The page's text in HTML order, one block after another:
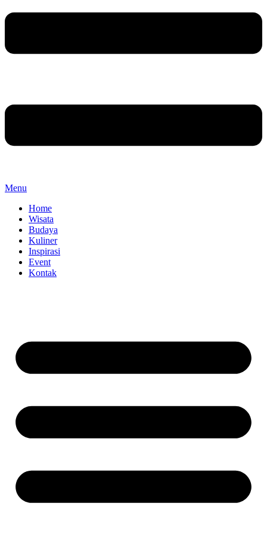
Menu
Home
Wisata
Budaya
Kuliner
Inspirasi
Event
Kontak